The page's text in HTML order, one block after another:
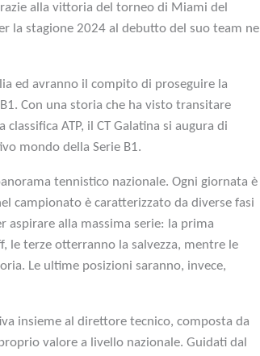
alla vittoria del torneo di Miami del
la stagione 2024 al debutto del suo team nel
ed avranno il compito di proseguire la
Con una storia che ha visto transitare
ATP, il CT Galatina si augura di
mondo della Serie B1.
tennistico nazionale. Ogni giornata è
campionato è caratterizzato da diverse fasi
aspirare alla massima serie: la prima
le terze otterranno la salvezza, mentre le
Le ultime posizioni saranno, invece,
insieme al direttore tecnico, composta da
valore a livello nazionale. Guidati dal